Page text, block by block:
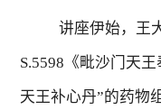
讲座伊始，王
S.5598 《毗沙门天
天王补心丹”的药物